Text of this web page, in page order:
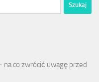
co zwrócić uwagę przed